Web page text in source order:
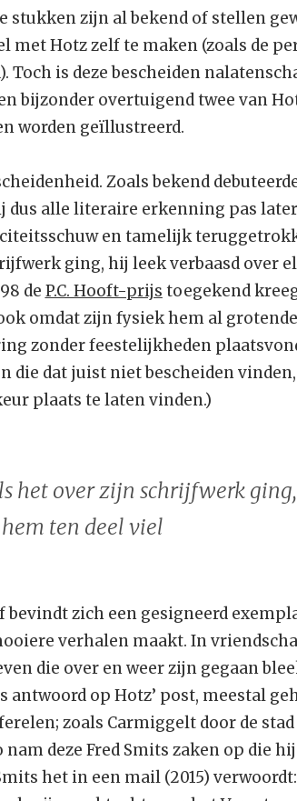
stukken zijn al bekend of stellen
met Hotz zelf te maken (zoals de
is deze bescheiden
bijzonder overtuigend twee van
worden geïllustreerd.
Zoals bekend
dus alle literaire erkenning pas
en tamelijk
ging, hij leek verbaasd over
de P.C. Hooft-prijs toegekend
omdat zijn fysiek hem al
zonder feestelijkheden
die dat juist niet bescheiden
plaats te laten vinden.)
het over zijn schrijfwerk
ten deel viel
zich een gesigneerd
verhalen maakt. In
die over en weer zijn gegaan
antwoord op Hotz’ post, meestal
zoals Carmiggelt door de
deze Fred Smits zaken op die
het in een mail (2015)